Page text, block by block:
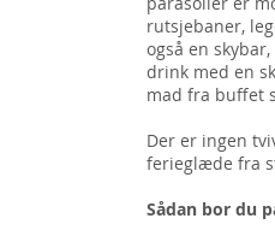
rutsjebaner,
også en
drink med en
mad fra buffet
Der er ingen
ferieglæde fra
Sådan bor du